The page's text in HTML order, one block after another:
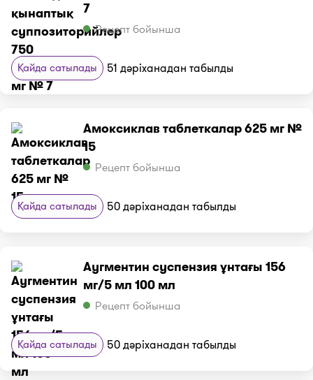
7
Рецепт бойынша
Қайда сатылады 51 дәріханадан табылды
Амоксиклав таблеткалар 625 мг №
15
Рецепт бойынша
Қайда сатылады 50 дәріханадан табылды
Аугментин суспензия ұнтағы 156
мг/5 мл 100 мл
Рецепт бойынша
Қайда сатылады 50 дәріханадан табылды